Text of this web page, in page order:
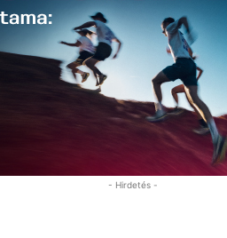
- Hirdetés -